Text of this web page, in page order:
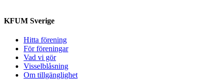
KFUM Sverige
Hitta förening
För föreningar
Vad vi gör
Visselblåsning
Om tillgänglighet